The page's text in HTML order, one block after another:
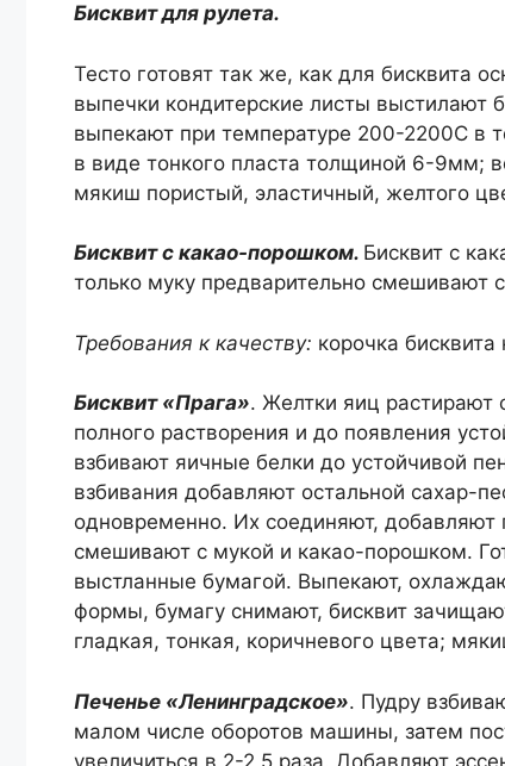
Бисквит для рулета.
Тесто готовят так же, как для бисквита
выпечки кондитерские листы
выпекают при температуре 200-2200С в
в виде тонкого пласта толщиной 6-9мм;
мякиш пористый, эластичный, желтого
Бисквит с какао-порошком. Бисквит с
только муку предварительно смешивают
Требования к качеству: корочка
Бисквит «Прага». Желтки яиц растирают
полного растворения и до появления
взбивают яичные белки до устойчивой
взбивания добавляют остальной сахар-
одновременно. Их соединяют,
смешивают с мукой и какао-порошком.
выстланные бумагой. Выпекают,
формы, бумагу снимают, бисквит
гладкая, тонкая, коричневого цвета;
Печенье «Ленинградское». Пудру
малом числе оборотов машины, затем
увеличиться в 2-2,5 раза. Добавляют